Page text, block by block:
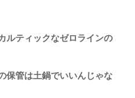
ルティックなゼロラインの
保管は土鍋でいいんじゃな